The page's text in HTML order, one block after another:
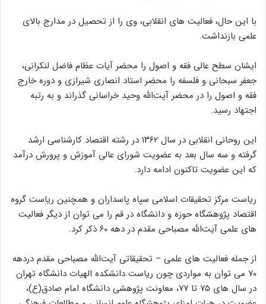
با این حال، فعالیت های انقلابی، وی را از تحصیل در مدارج بالای
علمی بازنداشت.
ایشان سطح عالی فقه و اصول را محضر آیات عظام فاضل لنکرانی،
جعفر سبحانی و فلسفه را محضر استاد انصاری شیرازی و دوره خارج
فقه و اصول را در محضر آیت‌الله وحید خراسانی گذراند و به رتبه
اجتهاد رسید.
این روحانی انقلابی در سال ۱۳۶۲ در رشته اقتصاد کارشناسی ارشد
گرفته و سه سال بعد به عضویت شورای عالی آموزش و پرورش درآمد
که این عضویت تاکنون ادامه دارد.
ریاست مرکز تحقیقات اسلامی سپاه پاسداران و همچنین ریاست گروه
اقتصاد پژوهشگاه حوزه و دانشگاه در قم را می توان از دیگر فعالیت
های علمی آیت‌الله مصباحی مقدم در دهه ۶۰ ذکر کرد.
از جمله فعالیت های علمی – تحقیقاتی آیت‌الله مصباحی مقدم دردهه
۷۰ می توان به مواردی چون ریاست دانشکده الهیات دانشگاه تهران
در سال های ۷۵ تا ۷۷، معاونت پژوهشی دانشگاه امام صادق(ع)،